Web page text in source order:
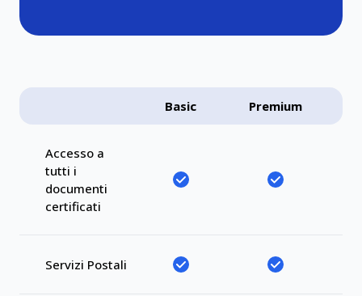
Basic Premium
Accesso a
tutti i
documenti
certificati
Servizi Postali